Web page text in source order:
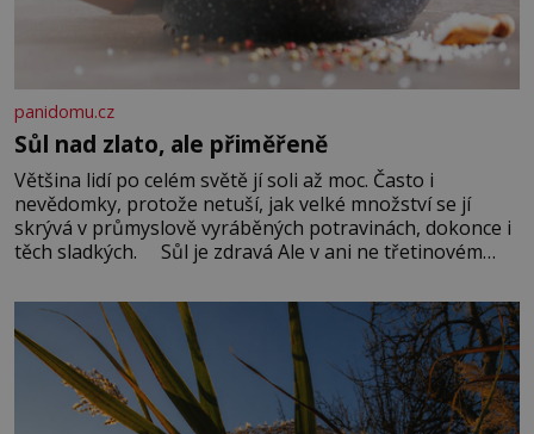
panidomu.cz
Sůl nad zlato, ale přiměřeně
Většina lidí po celém světě jí soli až moc. Často i
nevědomky, protože netuší, jak velké množství se jí
skrývá v průmyslově vyráběných potravinách, dokonce i
těch sladkých. Sůl je zdravá Ale v ani ne třetinovém
základní složky– sodík a chlór – jsou zásadní pro
správné hospodaření